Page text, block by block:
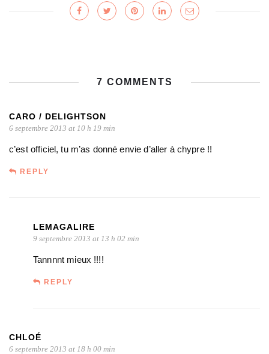
7 COMMENTS
CARO / DELIGHTSON
6 septembre 2013 at 10 h 19 min
c’est officiel, tu m’as donné envie d’aller à chypre !!
REPLY
LEMAGALIRE
9 septembre 2013 at 13 h 02 min
Tannnnt mieux !!!!
REPLY
CHLOÉ
6 septembre 2013 at 18 h 00 min